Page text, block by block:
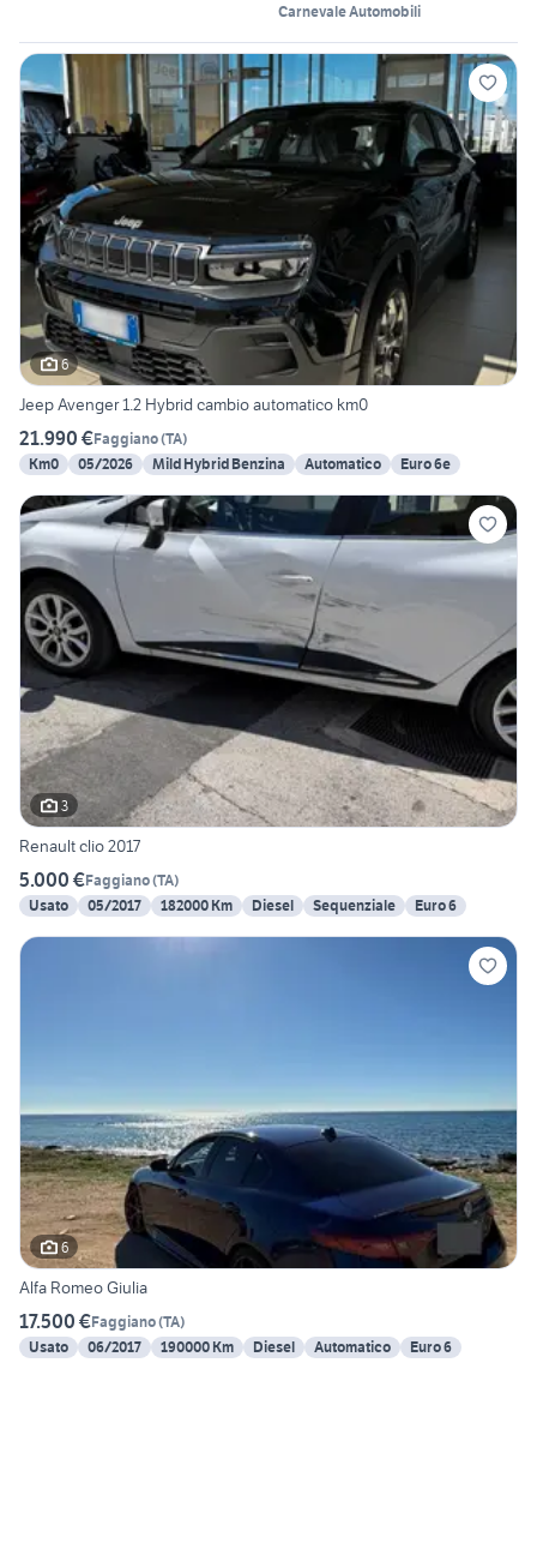
Carnevale Automobili
6
Jeep Avenger 1.2 Hybrid cambio automatico km0
21.990 €Faggiano(TA)
Km0
05/2026 Mild Hybrid Benzina Automatico Euro 6e
3
Renault clio 2017
5.000 €Faggiano(TA)
Usato
05/2017 182000 Km Diesel Sequenziale Euro 6
6
Alfa Romeo Giulia
17.500 €Faggiano(TA)
Usato
06/2017 190000 Km Diesel Automatico Euro 6